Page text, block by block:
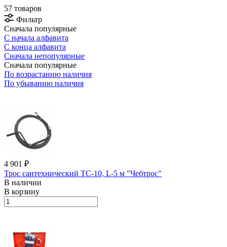
57 товаров
Фильтр
Сначала популярные
С начала алфавита
С конца алфавита
Сначала непопулярные
Сначала популярные
По возрастанию наличия
По убыванию наличия
4 901 ₽
Трос сантехнический ТС-10, L-5 м "Чебтрос"
В наличии
В корзину